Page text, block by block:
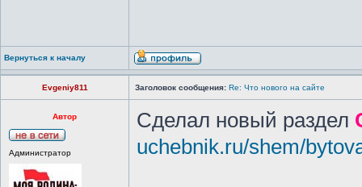
Вернуться к началу
Evgeniy811 Заголовок сообщения: Re: Что нового на сайте
Автор
Администратор
Сделал новый раздел
uchebnik.ru/shem/